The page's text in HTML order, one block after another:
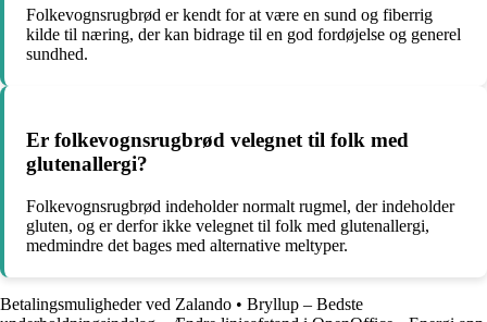
Folkevognsrugbrød er kendt for at være en sund og fiberrig
kilde til næring, der kan bidrage til en god fordøjelse og generel
sundhed.
Er folkevognsrugbrød velegnet til folk med
glutenallergi?
Folkevognsrugbrød indeholder normalt rugmel, der indeholder
gluten, og er derfor ikke velegnet til folk med glutenallergi,
medmindre det bages med alternative meltyper.
Betalingsmuligheder ved Zalando • Bryllup – Bedste